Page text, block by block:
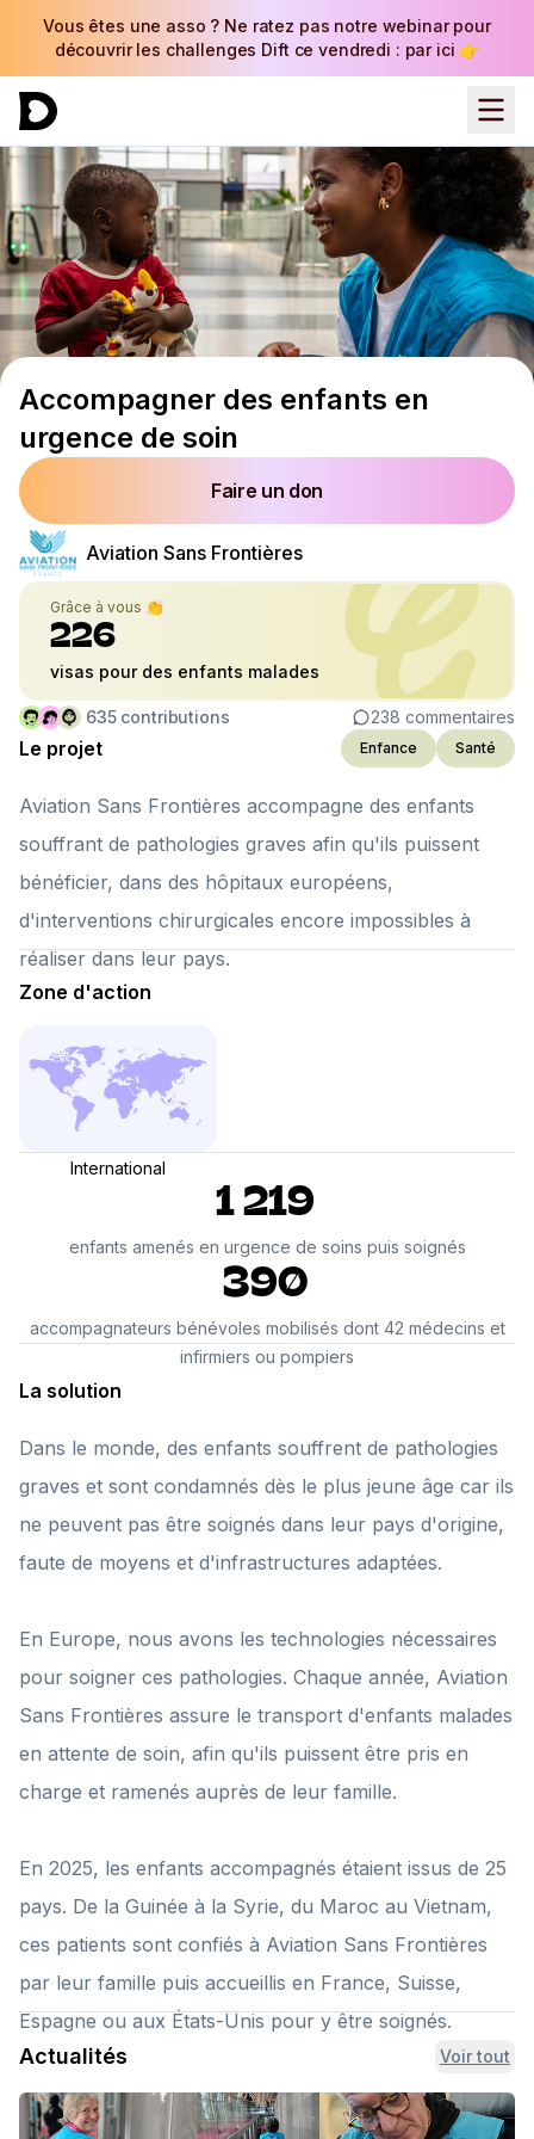
Vous êtes une asso ? Ne ratez pas notre webinar pour
découvrir les challenges Dift ce vendredi : par ici 👉
Accompagner des enfants en
urgence de soin
Faire un don
Aviation Sans Frontières
Grâce à vous 👏
226
visas pour des enfants malades
635 contributions 238 commentaires
Le projet Enfance Santé
Aviation Sans Frontières accompagne des enfants
souffrant de pathologies graves afin qu'ils puissent
bénéficier, dans des hôpitaux européens,
d'interventions chirurgicales encore impossibles à
réaliser dans leur pays.
Zone d'action
International
1 219
enfants amenés en urgence de soins puis soignés
390
accompagnateurs bénévoles mobilisés dont 42 médecins et
infirmiers ou pompiers
La solution
Dans le monde, des enfants souffrent de pathologies
graves et sont condamnés dès le plus jeune âge car ils
ne peuvent pas être soignés dans leur pays d'origine,
faute de moyens et d'infrastructures adaptées.
En Europe, nous avons les technologies nécessaires
pour soigner ces pathologies. Chaque année, Aviation
Sans Frontières assure le transport d'enfants malades
en attente de soin, afin qu'ils puissent être pris en
charge et ramenés auprès de leur famille.
En 2025, les enfants accompagnés étaient issus de 25
pays. De la Guinée à la Syrie, du Maroc au Vietnam,
ces patients sont confiés à Aviation Sans Frontières
par leur famille puis accueillis en France, Suisse,
Espagne ou aux États-Unis pour y être soignés.
Actualités Voir tout